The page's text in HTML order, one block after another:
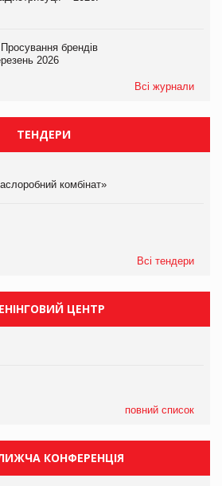
брендів
2026
Всі журнали
ТЕНДЕРИ
комбінат»
Всі тендери
ЦЕНТР
повний список
КОНФЕРЕНЦІЯ